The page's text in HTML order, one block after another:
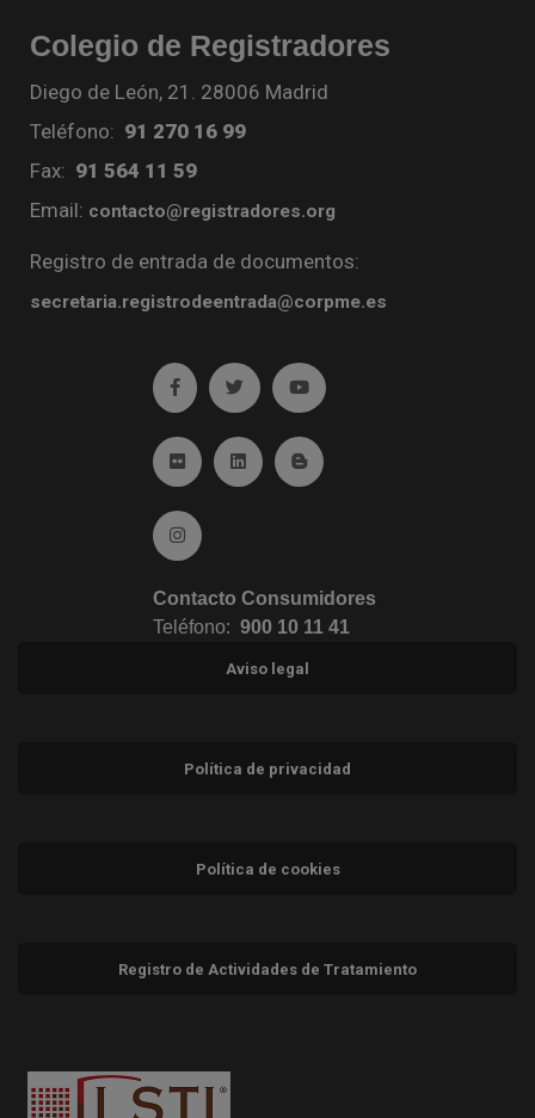
Colegio de Registradores
Diego de León, 21. 28006 Madrid
Teléfono: 91 270 16 99
Fax: 91 564 11 59
Email: contacto@registradores.org
Registro de entrada de documentos:
secretaria.registrodeentrada@corpme.es
Ir a facebook (abre en ventana nueva)
Ir a twitter (abre en ventana nueva)
Ir a YouTube (abre en
Ir a Flickr (abre en ventana nueva)
Ir a Linkedin (abre en ventana nueva)
Ir al Blog (abre en ventana
Ir a Instagram (abre en ventana nueva)
Contacto Consumidores
Teléfono: 900 10 11 41
Aviso legal
Política de privacidad
Política de cookies
Registro de Actividades de Tratamiento